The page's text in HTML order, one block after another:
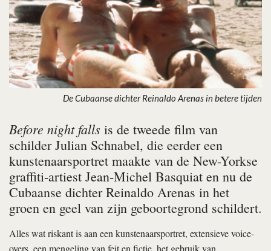
De Cubaanse dichter Reinaldo Arenas in betere tijden
Before night falls is de tweede film van
schilder Julian Schnabel, die eerder een
kunstenaarsportret maakte van de New-Yorkse
graffiti-artiest Jean-Michel Basquiat en nu de
Cubaanse dichter Reinaldo Arenas in het
groen en geel van zijn geboortegrond schildert.
Alles wat riskant is aan een kunstenaarsportret, extensieve voice-